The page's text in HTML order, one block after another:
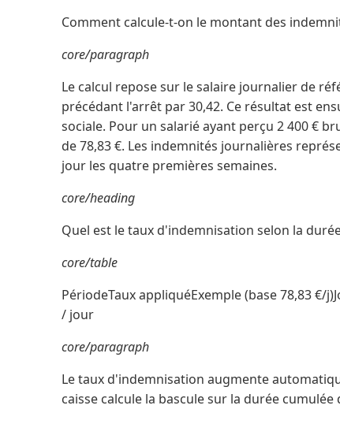
Comment calcule-t-on le montant des
core/paragraph
Le calcul repose sur le salaire journalier de
précédant l'arrêt par 30,42. Ce résultat est
sociale. Pour un salarié ayant perçu 2 400 €
de 78,83 €. Les indemnités journalières
jour les quatre premières semaines.
core/heading
Quel est le taux d'indemnisation selon la
core/table
PériodeTaux appliquéExemple (base 78,83 €/
/ jour
core/paragraph
Le taux d'indemnisation augmente
caisse calcule la bascule sur la durée